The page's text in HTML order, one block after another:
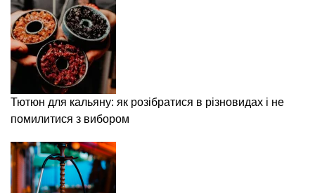
Тютюн для кальяну: як розібратися в різновидах і не
помилитися з вибором